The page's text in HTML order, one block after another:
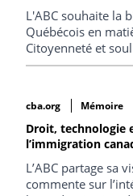
L'ABC souhaite la
Québécois en
Citoyenneté et
système
cba.org Mémoire
Droit, technologie
l’immigration
L’ABC partage sa
commente sur